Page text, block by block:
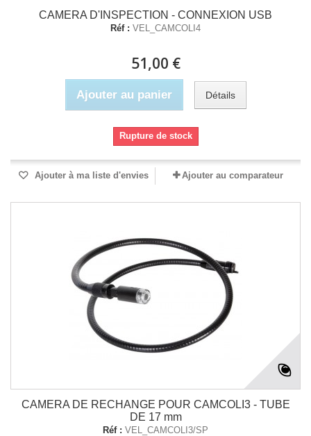
CAMERA D'INSPECTION - CONNEXION USB
Réf : VEL_CAMCOLI4
51,00 €
Ajouter au panier Détails
Rupture de stock
Ajouter à ma liste d'envies Ajouter au comparateur
CAMERA DE RECHANGE POUR CAMCOLI3 - TUBE
DE 17 mm
Réf : VEL_CAMCOLI3/SP